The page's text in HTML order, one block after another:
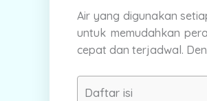
Air yang digunakan
untuk memudahkan
cepat dan terjadwal.
Daftar isi